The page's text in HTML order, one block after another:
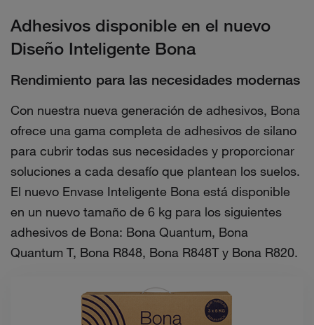
Adhesivos disponible en el nuevo
Diseño Inteligente Bona
Rendimiento para las necesidades modernas
Con nuestra nueva generación de adhesivos, Bona
ofrece una gama completa de adhesivos de silano
para cubrir todas sus necesidades y proporcionar
soluciones a cada desafío que plantean los suelos.
El nuevo Envase Inteligente Bona está disponible
en un nuevo tamaño de 6 kg para los siguientes
adhesivos de Bona: Bona Quantum, Bona
Quantum T, Bona R848, Bona R848T y Bona R820.